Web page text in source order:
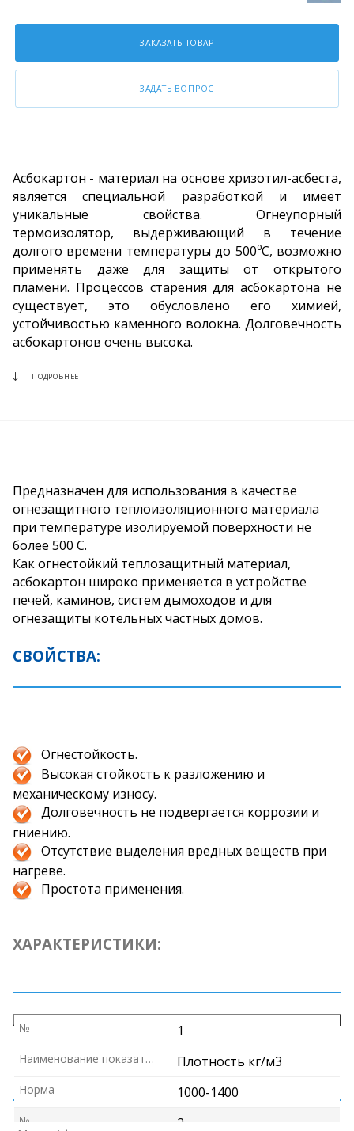
ЗАКАЗАТЬ ТОВАР
ЗАДАТЬ ВОПРОС
Асбокартон - материал на основе хризотил-асбеста,
является специальной разработкой и имеет
уникальные свойства. Огнеупорный
термоизолятор, выдерживающий в течение
долгого времени температуры до 500⁰С, возможно
применять даже для защиты от открытого
пламени. Процессов старения для асбокартона не
существует, это обусловлено его химией,
устойчивостью каменного волокна. Долговечность
асбокартонов очень высока.
ПОДРОБНЕЕ
Предназначен для использования в качестве
огнезащитного теплоизоляционного материала
при температуре изолируемой поверхности не
более 500 С.
Как огнестойкий теплозащитный материал,
асбокартон широко применяется в устройстве
печей, каминов, систем дымоходов и для
огнезащиты котельных частных домов.
СВОЙСТВА:
Огнестойкость.
Высокая стойкость к разложению и
механическому износу.
Долговечность не подвергается коррозии и
гниению.
Отсутствие выделения вредных веществ при
нагреве.
Простота применения.
ХАРАКТЕРИСТИКИ:
1
№
Плотность кг/м3
Наименование показателя
1000-1400
Норма
2
№
РАЗМЕРЫ И УПАКОВКА: